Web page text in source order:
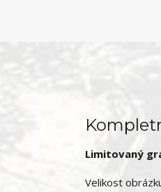
Limitovaný
Velikost